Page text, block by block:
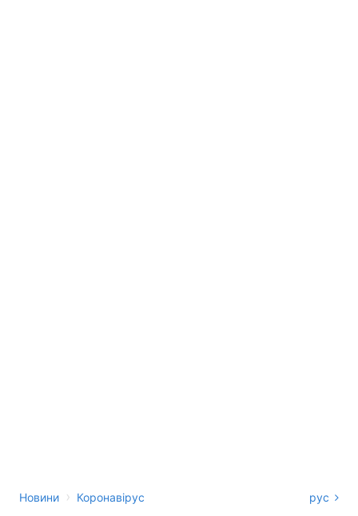
Новини › Коронавірус рус